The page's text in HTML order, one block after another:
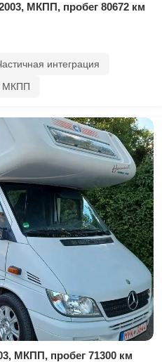
МКПП, пробег 80672 км
интеграция
МКПП
МКПП, пробег 71300 км